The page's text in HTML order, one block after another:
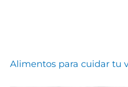
Alimentos para cuidar tu